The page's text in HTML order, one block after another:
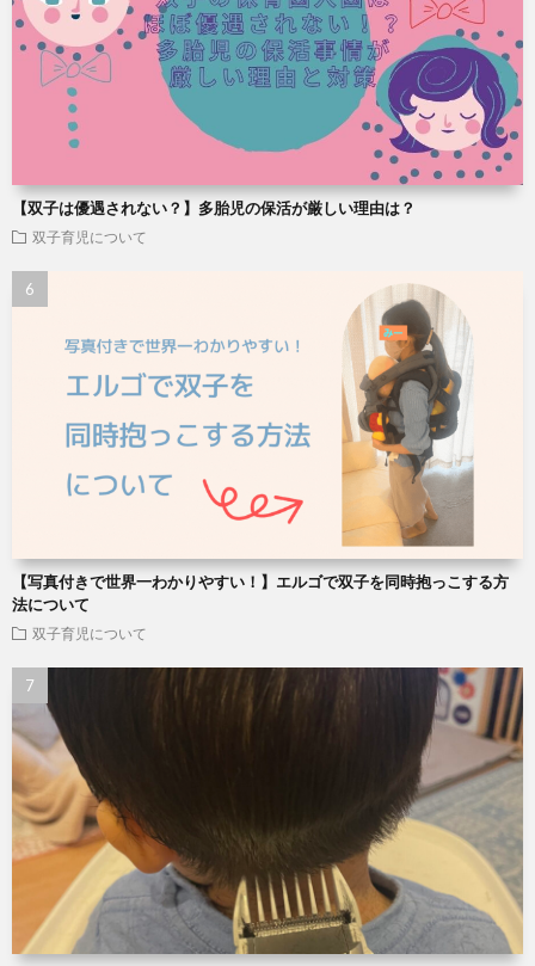
【双子は優遇されない？】多胎児の保活が厳しい理由は？
双子育児について
【写真付きで世界一わかりやすい！】エルゴで双子を同時抱っこする方
法について
双子育児について